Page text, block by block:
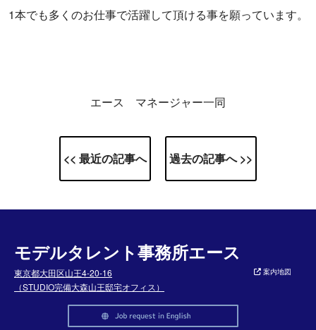
1本でも多くのお仕事で活躍して頂ける事を願っています。
エース マネージャー一同
<< 最近の記事へ 過去の記事へ >>
モデルタレント事務所エース
東京都大田区山王4-20-16
（STUDIO完備大森山王邸宅オフィス）
案内地図